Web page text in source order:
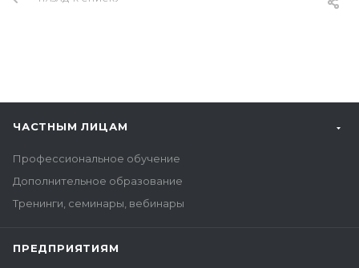
ЧАСТНЫМ ЛИЦАМ
Профессиональное обучение
Дополнительное образование
Тренинги, семинары, вебинары
ПРЕДПРИЯТИЯМ